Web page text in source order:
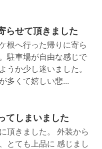
らせて頂きました
根へ行った帰りに寄ら
駐車場が自由な感じで
うか少し迷いました。
多くて嬉しい悲...
てしまいました
頂きました。 外装から
とても上品に 感じまし